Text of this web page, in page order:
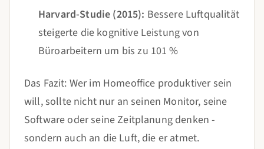
Harvard-Studie (2015): Bessere Luftqualität
steigerte die kognitive Leistung von
Büroarbeitern um bis zu 101 %
Das Fazit: Wer im Homeoffice produktiver sein
will, sollte nicht nur an seinen Monitor, seine
Software oder seine Zeitplanung denken -
sondern auch an die Luft, die er atmet.